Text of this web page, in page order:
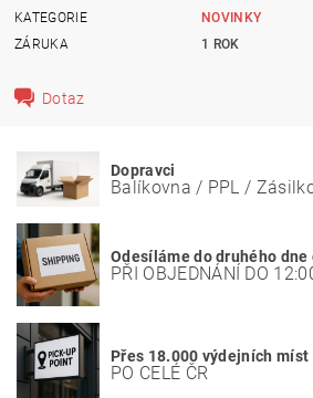
KATEGORIE
NOVINKY
ZÁRUKA
1 ROK
Dotaz
Dopravci
Balíkovna / PPL /
Odesíláme do druhého
PŘI OBJEDNÁNÍ DO
Přes 18.000 výdejních míst
PO CELÉ ČR